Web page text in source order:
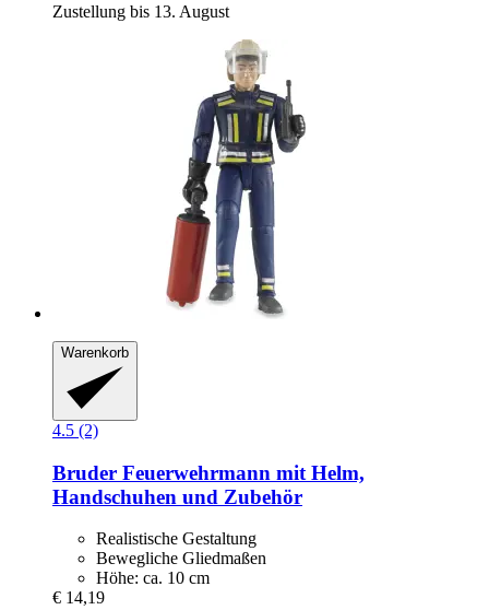
Zustellung bis 13. August
Warenkorb
4.5 (2)
Bruder Feuerwehrmann mit Helm,
Handschuhen und Zubehör
Realistische Gestaltung
Bewegliche Gliedmaßen
Höhe: ca. 10 cm
€ 14,19